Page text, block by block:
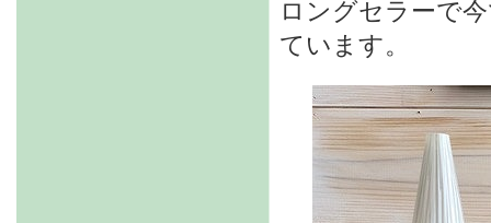
ロングセラーで
ています。